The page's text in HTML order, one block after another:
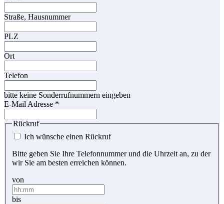
Straße, Hausnummer
PLZ
Ort
Telefon
bitte keine Sonderrufnummern eingeben
E-Mail Adresse *
Rückruf
Ich wünsche einen Rückruf
Bitte geben Sie Ihre Telefonnummer und die Uhrzeit an, zu der
wir Sie am besten erreichen können.
von
bis